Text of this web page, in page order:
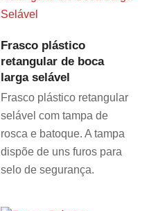
Frasco plástico
retangular de boca
larga selável
Frasco plástico retangular
selável com tampa de
rosca e batoque. A tampa
dispõe de uns furos para
selo de segurança.